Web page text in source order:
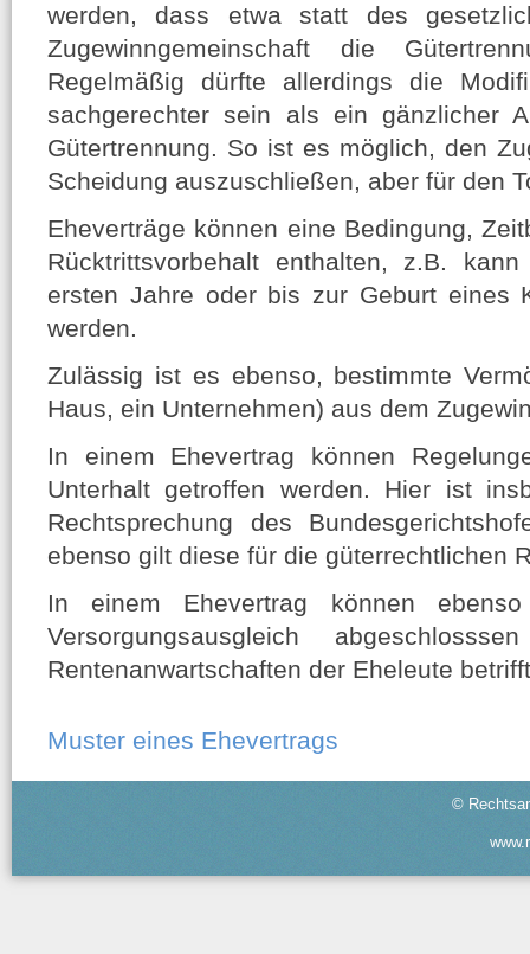
werden, dass etwa statt des
Zugewinngemeinschaft die
Regelmäßig dürfte allerdings die
sachgerechter sein als ein gänzlicher
Gütertrennung. So ist es möglich, den
Scheidung auszuschließen, aber für den
Eheverträge können eine Bedingung,
Rücktrittsvorbehalt enthalten, z.B.
ersten Jahre oder bis zur Geburt eines
werden.
Zulässig ist es ebenso, bestimmte
Haus, ein Unternehmen) aus dem
In einem Ehevertrag können
Unterhalt getroffen werden. Hier ist
Rechtsprechung des
ebenso gilt diese für die güterrechtlichen
In einem Ehevertrag können ebenso
Versorgungsausgleich
Rentenanwartschaften der Eheleute
Muster eines Ehevertrags
©